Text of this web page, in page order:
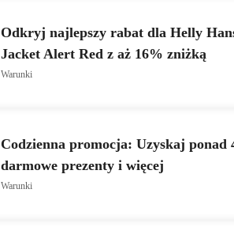
Odkryj najlepszy rabat dla Helly
Jacket Alert Red z aż 16% zniżką
Warunki
Codzienna promocja: Uzyskaj ponad
darmowe prezenty i więcej
Warunki